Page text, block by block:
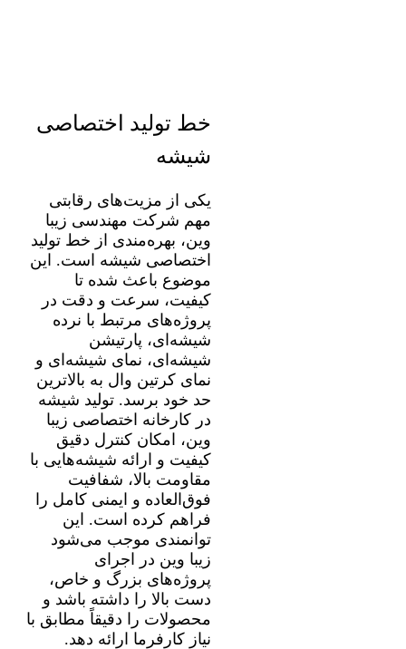
خط تولید اختصاصی
شیشه
یکی از مزیت‌های رقابتی
مهم شرکت مهندسی زیبا
وین، بهره‌مندی از خط تولید
اختصاصی شیشه است. این
موضوع باعث شده تا
کیفیت، سرعت و دقت در
پروژه‌های مرتبط با نرده
شیشه‌ای، پارتیشن
شیشه‌ای، نمای شیشه‌ای و
نمای کرتین وال به بالاترین
حد خود برسد. تولید شیشه
در کارخانه اختصاصی زیبا
وین، امکان کنترل دقیق
کیفیت و ارائه شیشه‌هایی با
مقاومت بالا، شفافیت
فوق‌العاده و ایمنی کامل را
فراهم کرده است. این
توانمندی موجب می‌شود
زیبا وین در اجرای
پروژه‌های بزرگ و خاص،
دست بالا را داشته باشد و
محصولات را دقیقاً مطابق با
نیاز کارفرما ارائه دهد.